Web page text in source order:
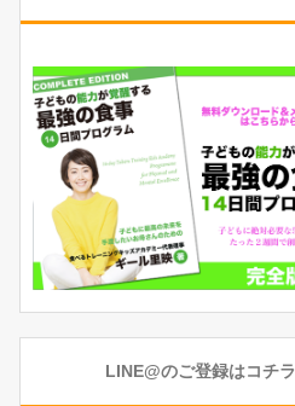
LINE@のご登録はコチラ